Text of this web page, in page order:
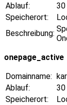
Ablauf:
30
Speicherort:
Beschreibung:
onepage_active
Domainname:
Ablauf:
30
Speicherort: